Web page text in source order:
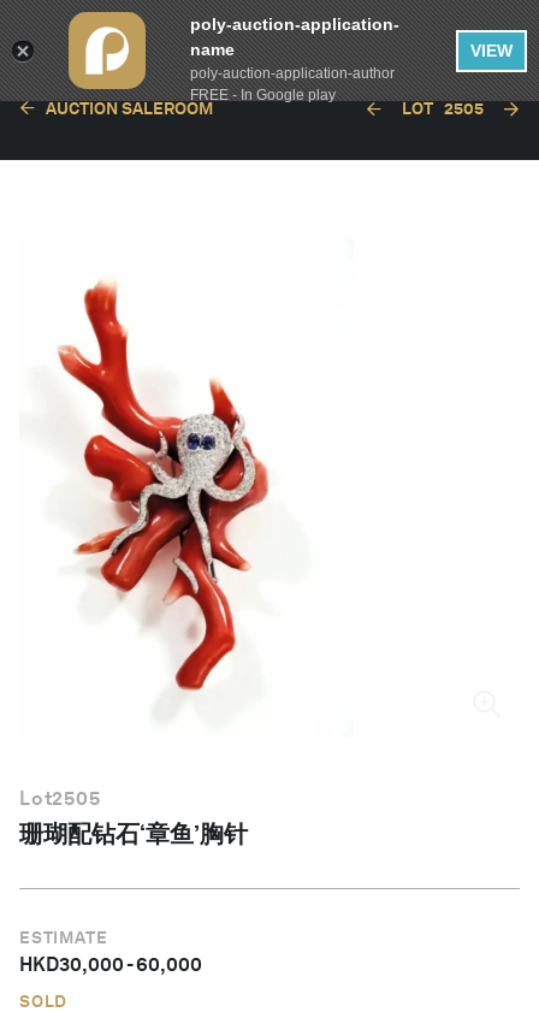
AUCTION SALEROOM LOT 2505
Lot2505
珊瑚配钻石‘章鱼’胸针
ESTIMATE
HKD30,000-60,000
SOLD
poly-auction-application-
name
poly-auction-application-author
FREE - In Google play
VIEW